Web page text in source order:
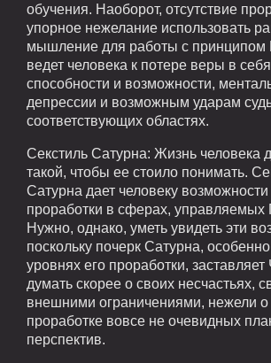
обучения. Наоборот, отсутствие
упорное нежелание использовать
мышление для работы с принципом
ведет человека к потере веры в
способности и возможности,
депрессии и возможным ударам
соответствующих областях.
Секстиль Сатурна: Жизнь человека
такой, чтобы ее стоило понимать.
Сатурна дает человеку возможности
проработки в сферах, управляемых
Нужно, однако, уметь увидеть эти
поскольку почерк Сатурна,
уровнях его проработки, заставляет
думать скорее о своих несчастьях,
внешними ограничениями, нежели о
проработке вовсе не очевидных
перспектив.